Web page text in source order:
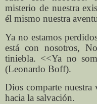
misterio de nuestra
él mismo nuestra
Ya no estamos
está con nosotros,
tiniebla. <<Ya no
(Leonardo Boff).
Dios comparte
hacia la salvación.